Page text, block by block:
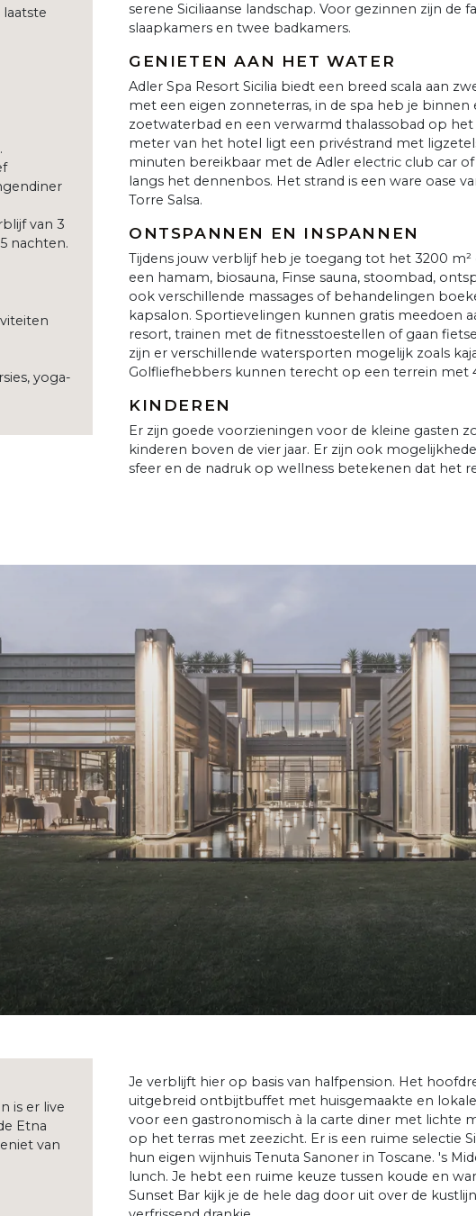
laatste
van 3
nachten.
yoga-
serene Siciliaanse landschap. Voor gezinnen zijn de
slaapkamers en twee badkamers.
GENIETEN AAN HET WATER
Adler Spa Resort Sicilia biedt een breed scala aan
met een eigen zonneterras, in de spa heb je
zoetwaterbad en een verwarmd thalassobad op
meter van het hotel ligt een privéstrand met
minuten bereikbaar met de Adler electric club car
langs het dennenbos. Het strand is een ware oase
Torre Salsa.
ONTSPANNEN EN INSPANNEN
Tijdens jouw verblijf heb je toegang tot het 3200
een hamam, biosauna, Finse sauna, stoombad,
ook verschillende massages of behandelingen
kapsalon. Sportievelingen kunnen gratis meedoen
resort, trainen met de fitnesstoestellen of gaan
zijn er verschillende watersporten mogelijk zoals
Golfliefhebbers kunnen terecht op een terrein met
KINDEREN
Er zijn goede voorzieningen voor de kleine gasten
kinderen boven de vier jaar. Er zijn ook
sfeer en de nadruk op wellness betekenen dat het
is er live
Etna
van
Je verblijft hier op basis van halfpension. Het
uitgebreid ontbijtbuffet met huisgemaakte en
voor een gastronomisch à la carte diner met lichte
op het terras met zeezicht. Er is een ruime selectie
hun eigen wijnhuis Tenuta Sanoner in Toscane. 's
lunch. Je hebt een ruime keuze tussen koude en
Sunset Bar kijk je de hele dag door uit over de